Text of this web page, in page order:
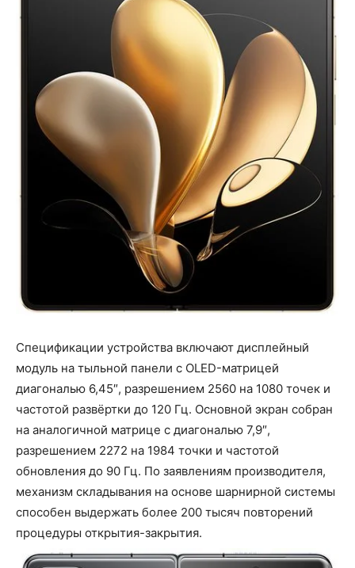
Спецификации устройства включают дисплейный
модуль на тыльной панели с OLED-матрицей
диагональю 6,45″, разрешением 2560 на 1080 точек и
частотой развёртки до 120 Гц. Основной экран собран
на аналогичной матрице с диагональю 7,9″,
разрешением 2272 на 1984 точки и частотой
обновления до 90 Гц. По заявлениям производителя,
механизм складывания на основе шарнирной системы
способен выдержать более 200 тысяч повторений
процедуры открытия-закрытия.